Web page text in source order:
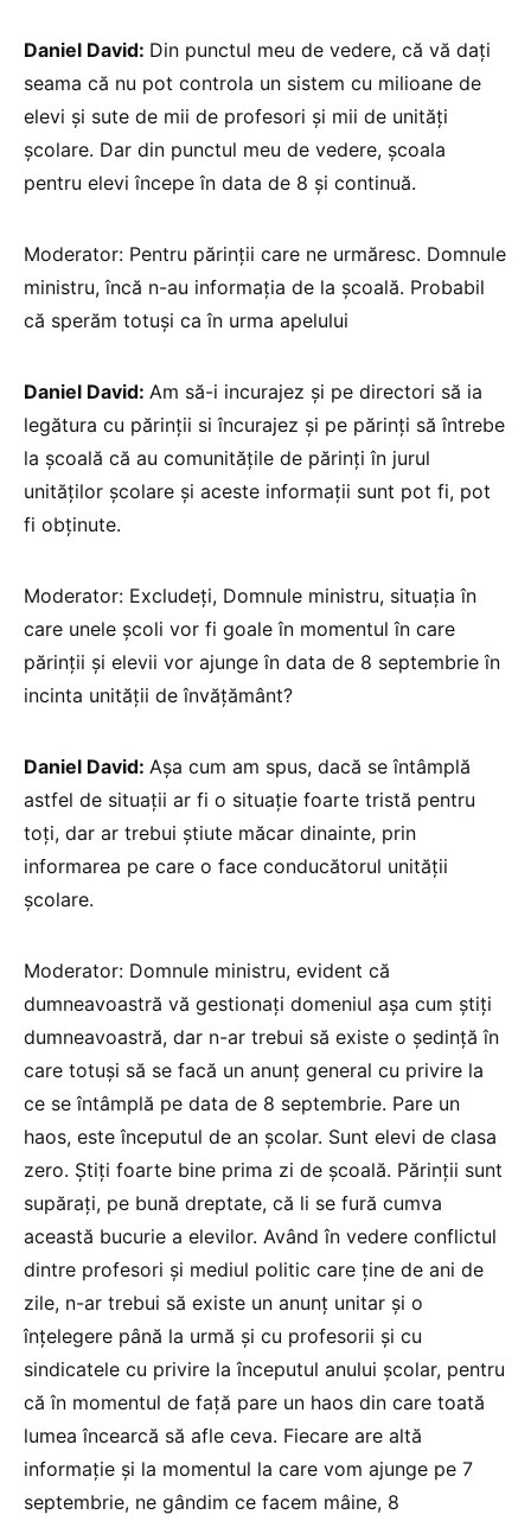
Daniel David: Din punctul meu de vedere, că vă dați
seama că nu pot controla un sistem cu milioane de
elevi și sute de mii de profesori și mii de unități
școlare. Dar din punctul meu de vedere, școala
pentru elevi începe în data de 8 și continuă.
Moderator: Pentru părinții care ne urmăresc. Domnule
ministru, încă n-au informația de la școală. Probabil
că sperăm totuși ca în urma apelului
Daniel David: Am să-i incurajez și pe directori să ia
legătura cu părinții si încurajez și pe părinți să întrebe
la școală că au comunitățile de părinți în jurul
unităților școlare și aceste informații sunt pot fi, pot
fi obținute.
Moderator: Excludeți, Domnule ministru, situația în
care unele școli vor fi goale în momentul în care
părinții și elevii vor ajunge în data de 8 septembrie în
incinta unității de învățământ?
Daniel David: Așa cum am spus, dacă se întâmplă
astfel de situații ar fi o situație foarte tristă pentru
toți, dar ar trebui știute măcar dinainte, prin
informarea pe care o face conducătorul unității
școlare.
Moderator: Domnule ministru, evident că
dumneavoastră vă gestionați domeniul așa cum știți
dumneavoastră, dar n-ar trebui să existe o ședință în
care totuși să se facă un anunț general cu privire la
ce se întâmplă pe data de 8 septembrie. Pare un
haos, este începutul de an școlar. Sunt elevi de clasa
zero. Știți foarte bine prima zi de școală. Părinții sunt
supărați, pe bună dreptate, că li se fură cumva
această bucurie a elevilor. Având în vedere conflictul
dintre profesori și mediul politic care ține de ani de
zile, n-ar trebui să existe un anunț unitar și o
înțelegere până la urmă și cu profesorii și cu
sindicatele cu privire la începutul anului școlar, pentru
că în momentul de față pare un haos din care toată
lumea încearcă să afle ceva. Fiecare are altă
informație și la momentul la care vom ajunge pe 7
septembrie, ne gândim ce facem mâine, 8